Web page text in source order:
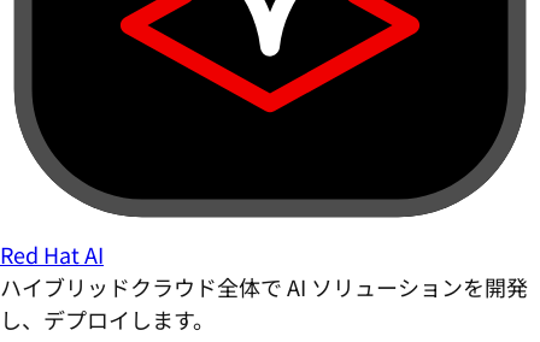
Red Hat AI
ハイブリッドクラウド全体で AI ソリューションを開発
し、デプロイします。